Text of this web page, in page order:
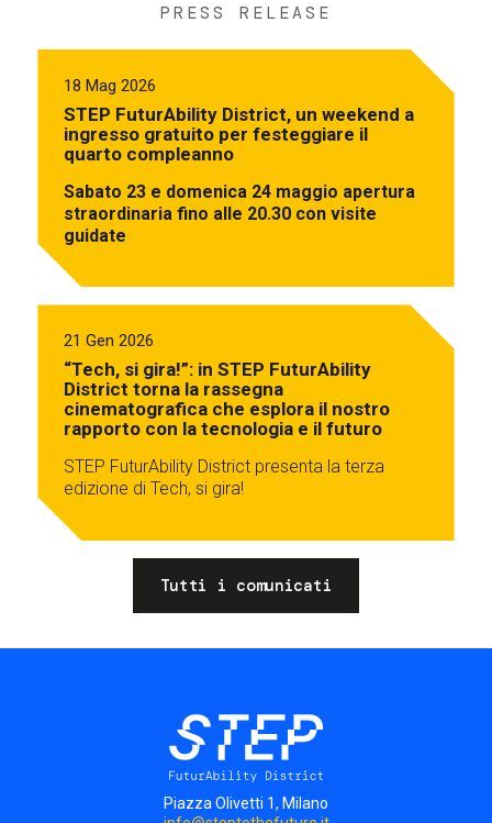
PRESS RELEASE
18 Mag 2026
STEP FuturAbility District, un weekend a
ingresso gratuito per festeggiare il
quarto compleanno
Sabato 23 e domenica 24 maggio apertura
straordinaria fino alle 20.30 con visite
guidate
21 Gen 2026
“Tech, si gira!”: in STEP FuturAbility
District torna la rassegna
cinematografica che esplora il nostro
rapporto con la tecnologia e il futuro
STEP FuturAbility District presenta la terza
edizione di Tech, si gira!
Tutti i comunicati
Piazza Olivetti 1, Milano